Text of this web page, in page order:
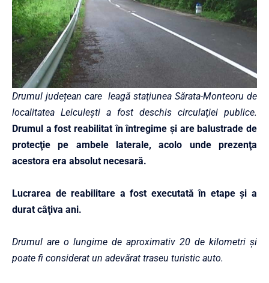
Drumul județean care leagă staţiunea Sărata-Monteoru de
localitatea Leiculeşti a fost deschis circulaţiei publice.
Drumul a fost reabilitat în întregime şi are balustrade de
protecţie pe ambele laterale, acolo unde prezenţa
acestora era absolut necesară.
Lucrarea de reabilitare a fost executată în etape şi a
durat câţiva ani.
Drumul are o lungime de aproximativ 20 de kilometri şi
poate fi considerat un adevărat traseu turistic auto.